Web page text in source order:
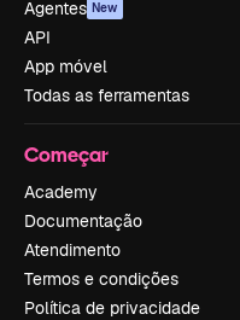
Agentes New
API
App móvel
Todas as ferramentas
Começar
Academy
Documentação
Atendimento
Termos e condições
Política de privacidade